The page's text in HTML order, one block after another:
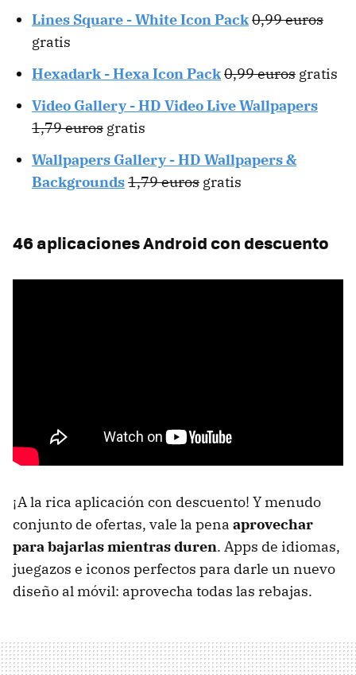
Lines Square - White Icon Pack0,99 euros
gratis
Hexadark - Hexa Icon Pack0,99 euros gratis
Video Gallery - HD Video Live Wallpapers
1,79 euros gratis
Wallpapers Gallery - HD Wallpapers &
Backgrounds1,79 euros gratis
46 aplicaciones Android con descuento
¡A la rica aplicación con descuento! Y menudo
conjunto de ofertas, vale la pena aprovechar
para bajarlas mientras duren. Apps de idiomas,
juegazos e iconos perfectos para darle un nuevo
diseño al móvil: aprovecha todas las rebajas.